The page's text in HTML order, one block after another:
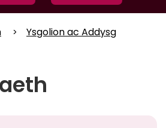
Ysgolion ac Addysg